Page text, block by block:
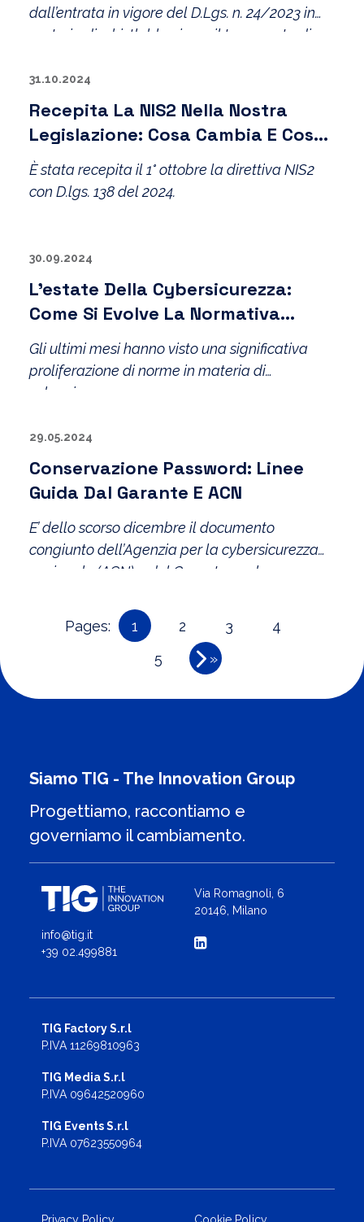
dall’entrata in vigore del D.Lgs. n. 24/2023 in
materia di whistleblowing e il tema resta di
31.10.2024
Recepita La NIS2 Nella Nostra
Legislazione: Cosa Cambia E Cosa
Resta Fondamentale
È stata recepita il 1° ottobre la direttiva NIS2
con D.lgs. 138 del 2024.
30.09.2024
L’estate Della Cybersicurezza:
Come Si Evolve La Normativa
Europea E L’impatto Su Enti Ed
Imprese
Gli ultimi mesi hanno visto una significativa
proliferazione di norme in materia di
cybersicurezza.
29.05.2024
Conservazione Password: Linee
Guida Dal Garante E ACN
E’ dello scorso dicembre il documento
congiunto dell’Agenzia per la cybersicurezza
nazionale (ACN) e del Garante per la
guida in materia di conservazione delle
password.
Pages: 1 2 3
4
5
»
Siamo TIG - The Innovation Group
Progettiamo, raccontiamo e
governiamo il cambiamento.
info@tig.it
+39 02.499881
Via Romagnoli, 6
20146, Milano
TIG Factory S.r.l
P.IVA 11269810963
TIG Media S.r.l
P.IVA 09642520960
TIG Events S.r.l
P.IVA 07623550964